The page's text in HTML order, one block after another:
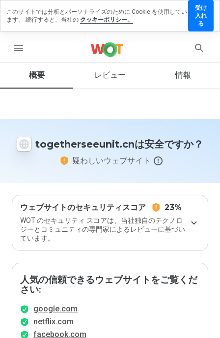
menu
概要 レビュー 情報
togetherseeunit.cnは安全ですか？
疑わしいウェブサイト
ウェブサイトのセキュリティスコア 23%
WOT のセキュリティ スコアは、当社独自のテクノロ
ジーとコミュニティの専門家によるレビューに基づい
ています。
人気の信頼できるウェブサイトをご覧くだ
さい:
google.com
netflix.com
facebook.com
ーを残す
ウェ
を1
5の
で、
ます
か？
このサイトでは分析とパーソナライズのために Cookie を使用してい
ます。 続行すると、当社の クッキーポリシー。
受け
入れ
る